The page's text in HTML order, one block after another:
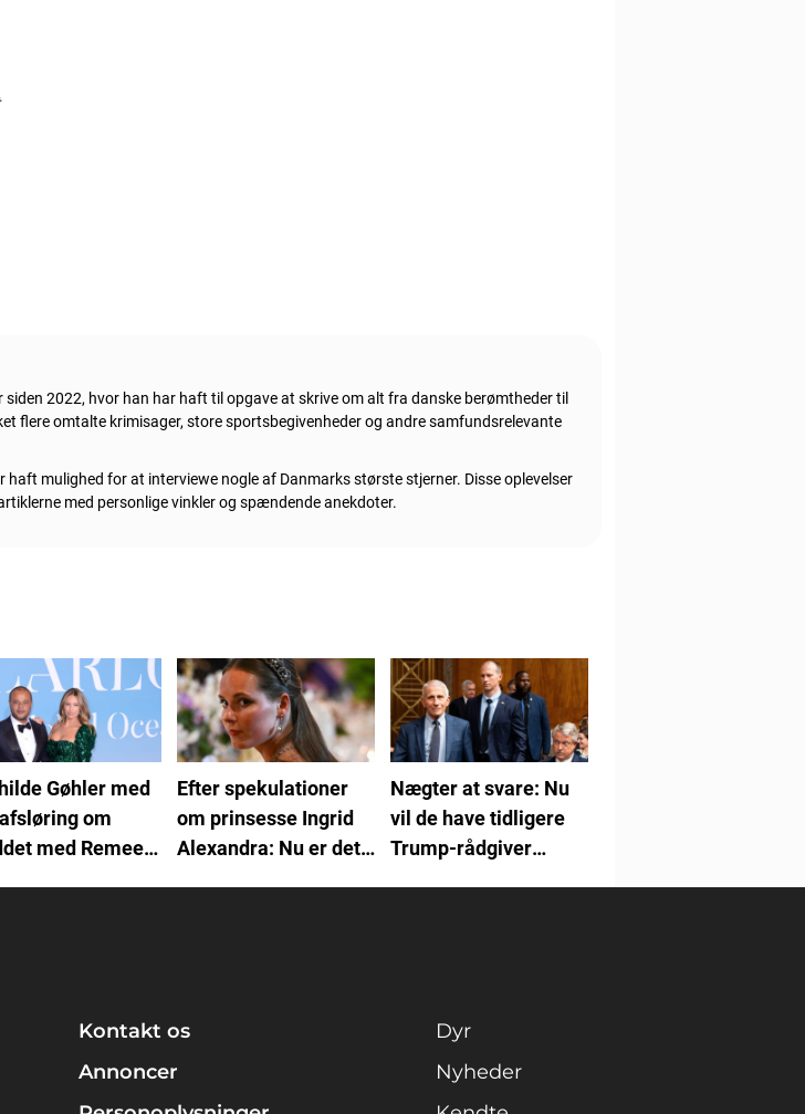
2022, hvor han har haft til opgave at skrive om alt fra danske berømtheder til
flere omtalte krimisager, store sportsbegivenheder og andre samfundsrelevante
mulighed for at interviewe nogle af Danmarks største stjerner. Disse oplevelser
med personlige vinkler og spændende anekdoter.
Gøhler med
om
med Remee:
Efter spekulationer
om prinsesse Ingrid
Alexandra: Nu er det
Nægter at svare: Nu
vil de have tidligere
Trump-rådgiver
Kontakt os
Annoncer
Dyr
Nyheder